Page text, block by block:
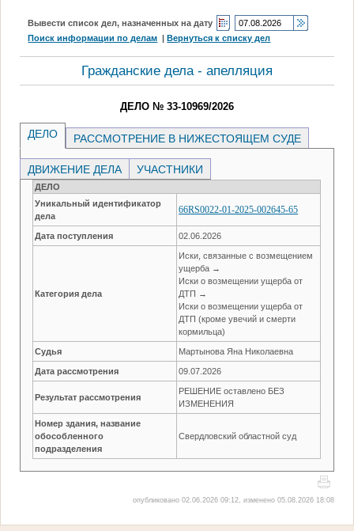
Вывести список дел, назначенных на дату
Поиск информации по делам |Вернуться к списку дел
Гражданские дела - апелляция
ДЕЛО № 33-10969/2026
ДЕЛО РАССМОТРЕНИЕ В НИЖЕСТОЯЩЕМ СУДЕ
ДВИЖЕНИЕ ДЕЛА УЧАСТНИКИ
ДЕЛО
Уникальный идентификатор
дела
66RS0022-01-2025-002645-65
Дата поступления 02.06.2026
Категория дела
Иски, связанные с возмещением
ущерба →
Иски о возмещении ущерба от
ДТП →
Иски о возмещении ущерба от
ДТП (кроме увечий и смерти
кормильца)
Судья Мартынова Яна Николаевна
Дата рассмотрения 09.07.2026
Результат рассмотрения
РЕШЕНИЕ оставлено БЕЗ
ИЗМЕНЕНИЯ
Номер здания, название
обособленного
подразделения
Свердловский областной суд
опубликовано 02.06.2026 09:12, изменено 05.08.2026 18:08